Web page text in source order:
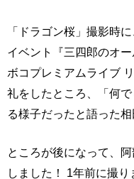
「ドラゴン桜」撮影時
イベント『三四郎のオ
ボコプレミアムライブ
礼をしたところ、「何
る様子だったと語った相
ところが後になって、
しました！ 1年前に撮